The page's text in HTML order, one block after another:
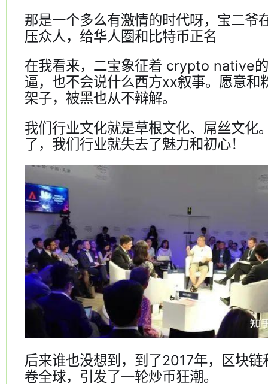
那是一个多么有激情的时代呀，宝二爷
压众人，给华人圈和比特币正名
在我看来，二宝象征着 crypto native
逼，也不会说什么西方xx叙事。愿意和
架子，被黑也从不辩解。
我们行业文化就是草根文化、屌丝文化
了，我们行业就失去了魅力和初心！
后来谁也没想到，到了2017年，区块
卷全球，引发了一轮炒币狂潮。